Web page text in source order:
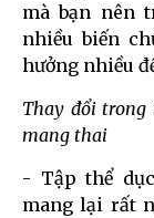
mà bạn nên
nhiều biến
hưởng nhiều
Thay đổi
mang thai
- Tập thể
mang lại rất